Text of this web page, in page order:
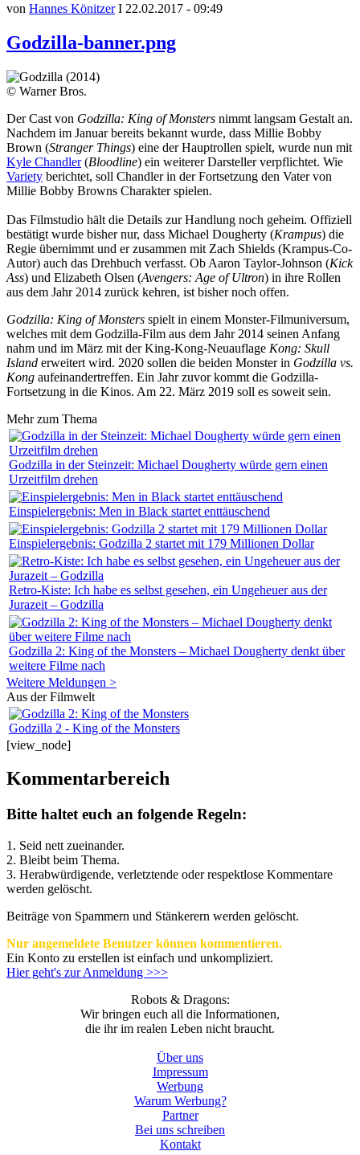
von Hannes KönitzerI 22.02.2017 - 09:49
Godzilla-banner.png
© Warner Bros.
Der Cast von Godzilla: King of Monsters nimmt langsam Gestalt an.
Nachdem im Januar bereits bekannt wurde, dass Millie Bobby
Brown (Stranger Things) eine der Hauptrollen spielt, wurde nun mit
Kyle Chandler(Bloodline) ein weiterer Darsteller verpflichtet. Wie
Variety berichtet, soll Chandler in der Fortsetzung den Vater von
Millie Bobby Browns Charakter spielen.
Das Filmstudio hält die Details zur Handlung noch geheim. Offiziell
bestätigt wurde bisher nur, dass Michael Dougherty (Krampus) die
Regie übernimmt und er zusammen mit Zach Shields (Krampus-Co-
Autor) auch das Drehbuch verfasst. Ob Aaron Taylor-Johnson (Kick
Ass) und Elizabeth Olsen (Avengers: Age of Ultron) in ihre Rollen
aus dem Jahr 2014 zurück kehren, ist bisher noch offen.
Godzilla: King of Monsters spielt in einem Monster-Filmuniversum,
welches mit dem Godzilla-Film aus dem Jahr 2014 seinen Anfang
nahm und im März mit der King-Kong-Neuauflage Kong: Skull
Island erweitert wird. 2020 sollen die beiden Monster in Godzilla vs.
Kong aufeinandertreffen. Ein Jahr zuvor kommt die Godzilla-
Fortsetzung in die Kinos. Am 22. März 2019 soll es soweit sein.
Mehr zum Thema
Godzilla in der Steinzeit: Michael Dougherty würde gern einen
Urzeitfilm drehen
Einspielergebnis: Men in Black startet enttäuschend
Einspielergebnis: Godzilla 2 startet mit 179 Millionen Dollar
Retro-Kiste: Ich habe es selbst gesehen, ein Ungeheuer aus der
Jurazeit – Godzilla
Godzilla 2: King of the Monsters – Michael Dougherty denkt über
weitere Filme nach
Weitere Meldungen >
Aus der Filmwelt
Godzilla 2 - King of the Monsters
[view_node]
Kommentarbereich
Bitte haltet euch an folgende Regeln:
1. Seid nett zueinander.
2. Bleibt beim Thema.
3. Herabwürdigende, verletztende oder respektlose Kommentare
werden gelöscht.
Beiträge von Spammern und Stänkerern werden gelöscht.
Nur angemeldete Benutzer können kommentieren.
Ein Konto zu erstellen ist einfach und unkompliziert.
Hier geht's zur Anmeldung >>>
Robots & Dragons:
Wir bringen euch all die Informationen,
die ihr im realen Leben nicht braucht.
Über uns
Impressum
Werbung
Warum Werbung?
Partner
Bei uns schreiben
Kontakt